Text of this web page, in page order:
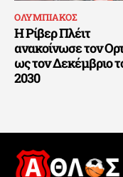
ΟΛΥΜΠΙΑΚΟΣ
Η Ρίβερ Πλέιτ
ανακοίνωσε τον
ως τον Δεκέμβριο
2030